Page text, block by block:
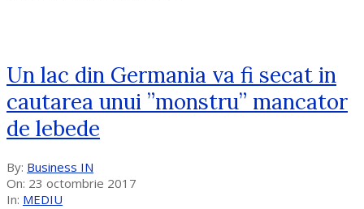
Un lac din Germania va fi secat in
cautarea unui ”monstru” mancator
de lebede
2017-
10-
23
By: Business IN
On: 23 octombrie 2017
In: MEDIU